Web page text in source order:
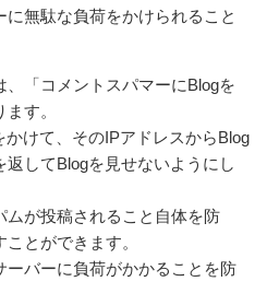
無駄な負荷をかけられること
「コメントスパマーにBlogを
す。
かけて、そのIPアドレスからBlog
してBlogを見せないようにし
ムが投稿されること自体を防
とができます。
ーバーに負荷がかかることを防